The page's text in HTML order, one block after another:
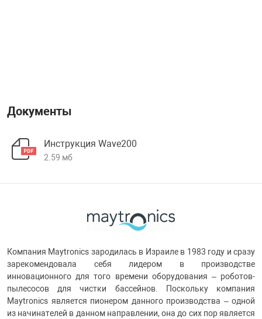
Документы
Инструкция Wave200
2.59 мб
Компания Maytronics зародилась в Израиле в 1983 году и сразу
зарекомендовала себя лидером в производстве
инновационного для того времени оборудования – роботов-
пылесосов для чистки бассейнов. Поскольку компания
Maytronics является пионером данного производства – одной
из начинателей в данном направлении, она до сих пор является